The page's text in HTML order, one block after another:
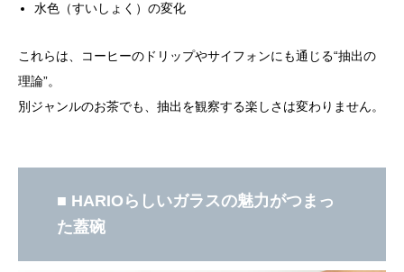
水色（すいしょく）の変化
これらは、コーヒーのドリップやサイフォンにも通じる“抽出の
理論”。
別ジャンルのお茶でも、抽出を観察する楽しさは変わりません。
■ HARIOらしいガラスの魅力がつまっ
た蓋碗